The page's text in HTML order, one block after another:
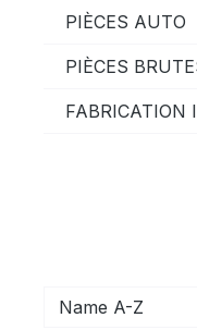
PIÈCES AUTO
PIÈCES
FABRICATION